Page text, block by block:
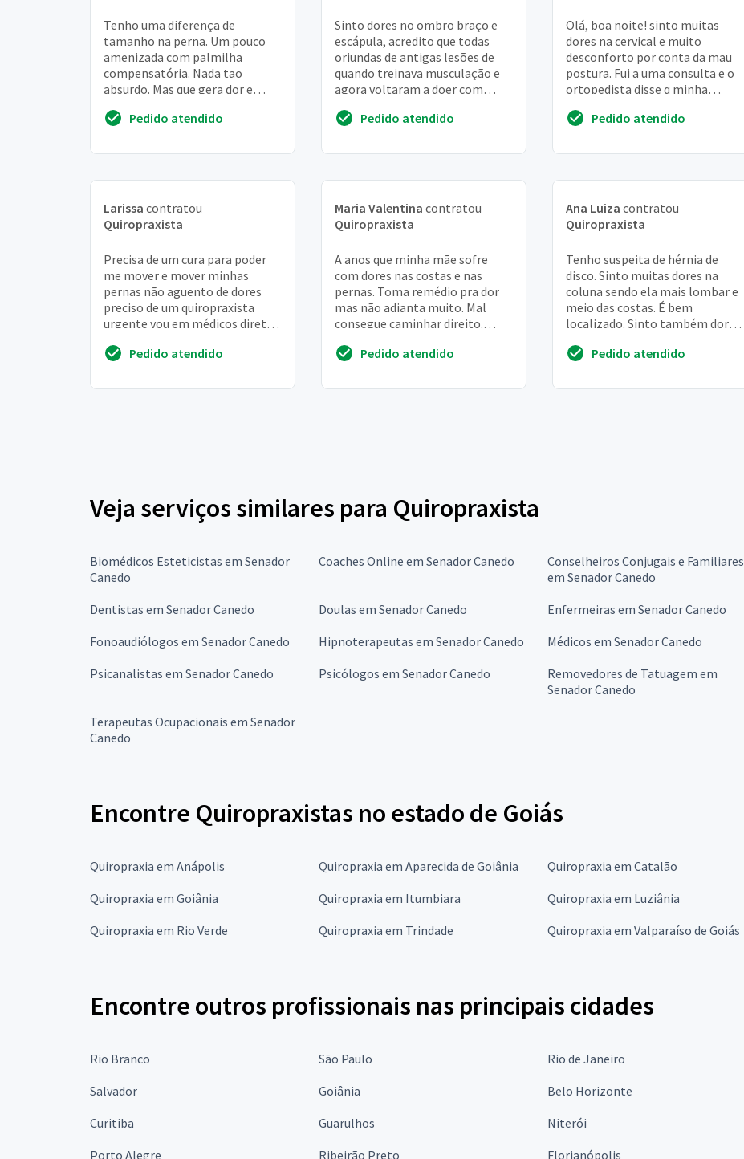
Tenho uma diferença de
tamanho na perna. Um pouco
amenizada com palmilha
compensatória. Nada tao
absurdo. Mas que gera dor e
coluna e o quadril. Com toda
Pedido atendido
Sinto dores no ombro braço e
escápula, acredito que todas
oriundas de antigas lesões de
quando treinava musculação e
agora voltaram a doer com
Pedido atendido
Olá, boa noite! sinto muitas
dores na cervical e muito
desconforto por conta da mau
postura. Fui a uma consulta e o
ortopedista disse q minha
Pedido atendido
Larissa contratou
Quiropraxista
Precisa de um cura para poder
me mover e mover minhas
pernas não aguento de dores
preciso de um quiropraxista
urgente vou em médicos direto
agruvinhando
Pedido atendido
Maria Valentina contratou
Quiropraxista
A anos que minha mãe sofre
com dores nas costas e nas
pernas. Toma remédio pra dor
mas não adianta muito. Mal
consegue caminhar direito.
levantar. Gostaria de o...
Pedido atendido
Ana Luiza contratou
Quiropraxista
Tenho suspeita de hérnia de
disco. Sinto muitas dores na
coluna sendo ela mais lombar e
meio das costas. É bem
localizado. Sinto também dores
Pedido atendido
Veja serviços similares para Quiropraxista
Biomédicos Esteticistas em Senador
Canedo
Coaches Online em Senador Canedo
Conselheiros Conjugais e Familiares
em Senador Canedo
Dentistas em Senador Canedo
Doulas em Senador Canedo Enfermeiras em Senador Canedo
Fonoaudiólogos em Senador Canedo
Hipnoterapeutas em Senador Canedo Médicos em Senador Canedo
Psicanalistas em Senador Canedo
Psicólogos em Senador Canedo
Removedores de Tatuagem em
Senador Canedo
Terapeutas Ocupacionais em Senador
Canedo
Encontre Quiropraxistas no estado de Goiás
Quiropraxia em Anápolis Quiropraxia em Aparecida de Goiânia Quiropraxia em Catalão
Quiropraxia em Goiânia
Quiropraxia em Itumbiara Quiropraxia em Luziânia
Quiropraxia em Rio Verde
Quiropraxia em Trindade Quiropraxia em Valparaíso de Goiás
Encontre outros profissionais nas principais cidades
Rio Branco São Paulo Rio de Janeiro
Salvador
Goiânia Belo Horizonte
Curitiba
Guarulhos Niterói
Porto Alegre
Ribeirão Preto Florianópolis